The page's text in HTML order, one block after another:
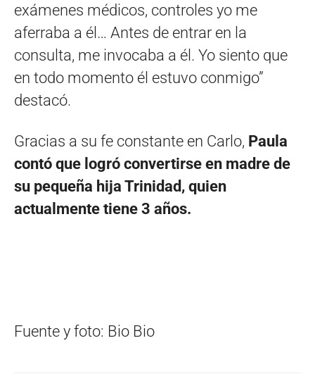
exámenes médicos, controles yo me
aferraba a él… Antes de entrar en la
consulta, me invocaba a él. Yo siento que
en todo momento él estuvo conmigo”
destacó.
Gracias a su fe constante en Carlo, Paula
contó que logró convertirse en madre de
su pequeña hija Trinidad, quien
actualmente tiene 3 años.
Fuente y foto: Bio Bio